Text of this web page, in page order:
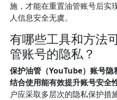
施，才能在重置油管账号后实
人信息安全无虞。
有哪些工具和方法
管账号的隐私？
保护油管（YouTube）账号隐
结合使用能有效提升账号安全性
户应采取多层次的隐私保护措